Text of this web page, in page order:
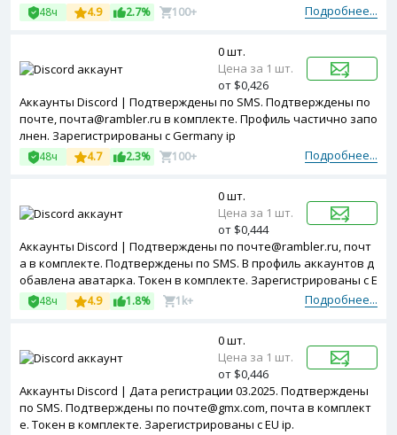
Подробнее...
48ч 4.9 2.7% 100+
Аккаунты Discord | Подтверждены по SMS. Подтверждены по
почте, почта@rambler.ru в комплекте. Профиль частично запо
лнен. Зарегистрированы с Germany ip
Подробнее...
48ч 4.7 2.3% 100+
0 шт.
Цена за 1 шт.
от $0,426
Аккаунты Discord | Подтверждены по почте@rambler.ru, почт
а в комплекте. Подтверждены по SMS. В профиль аккаунтов д
обавлена аватарка. Токен в комплекте. Зарегистрированы с E
U ip.
Подробнее...
48ч 4.9 1.8% 1k+
0 шт.
Цена за 1 шт.
от $0,444
Аккаунты Discord | Дата регистрации 03.2025. Подтверждены
по SMS. Подтверждены по почте@gmx.com, почта в комплект
е. Токен в комплекте. Зарегистрированы с EU ip.
0 шт.
Цена за 1 шт.
от $0,446